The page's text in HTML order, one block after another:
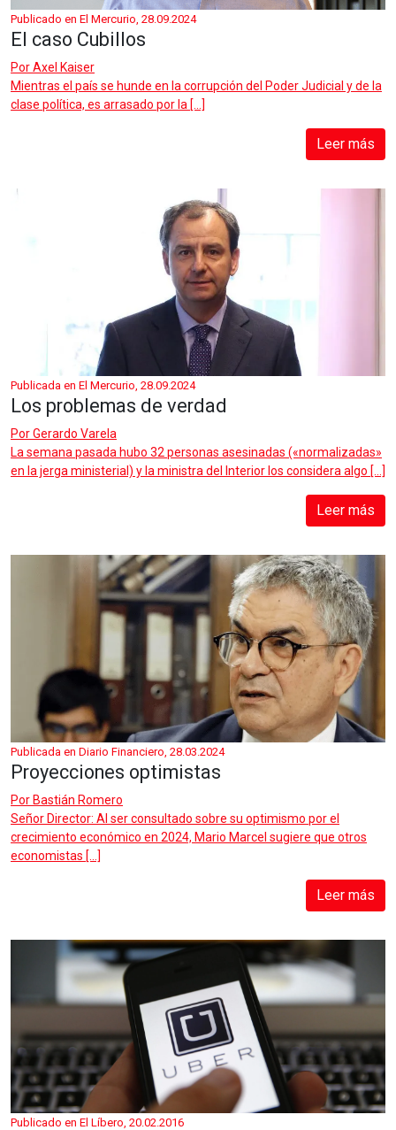
Publicado en El Mercurio, 28.09.2024
El caso Cubillos
PorAxel Kaiser
Mientras el país se hunde en la corrupción del Poder Judicial y de la
clase política, es arrasado por la […]
Leer más
Publicada en El Mercurio, 28.09.2024
Los problemas de verdad
PorGerardo Varela
La semana pasada hubo 32 personas asesinadas («normalizadas»
en la jerga ministerial) y la ministra del Interior los considera algo […]
Leer más
Publicada en Diario Financiero, 28.03.2024
Proyecciones optimistas
Por Bastián Romero
Señor Director: Al ser consultado sobre su optimismo por el
crecimiento económico en 2024, Mario Marcel sugiere que otros
economistas […]
Leer más
Publicado en El Líbero, 20.02.2016